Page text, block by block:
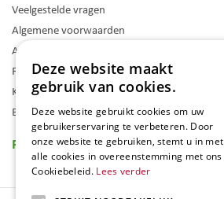
Veelgestelde vragen
Algemene voorwaarden
Assortiment
Folder
Klantenkaart
Blog
Reviews
Deze website maakt
gebruik van cookies.
Deze website gebruikt cookies om uw
gebruikerservaring te verbeteren. Door
onze website te gebruiken, stemt u in met
alle cookies in overeenstemming met ons
Cookiebeleid. Lees verder